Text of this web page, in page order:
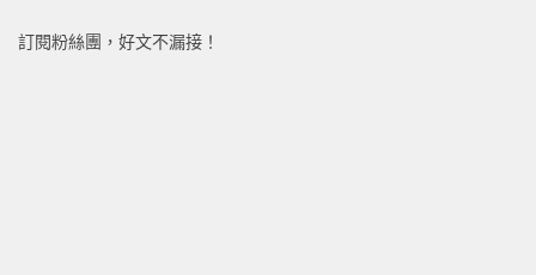
訂閱粉絲團，好文不漏接！